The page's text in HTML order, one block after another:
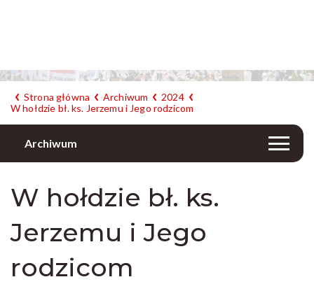
Strona główna Archiwum
2024
W hołdzie bł. ks. Jerzemu i Jego rodzicom
Archiwum
W hołdzie bł. ks.
Jerzemu i Jego
rodzicom